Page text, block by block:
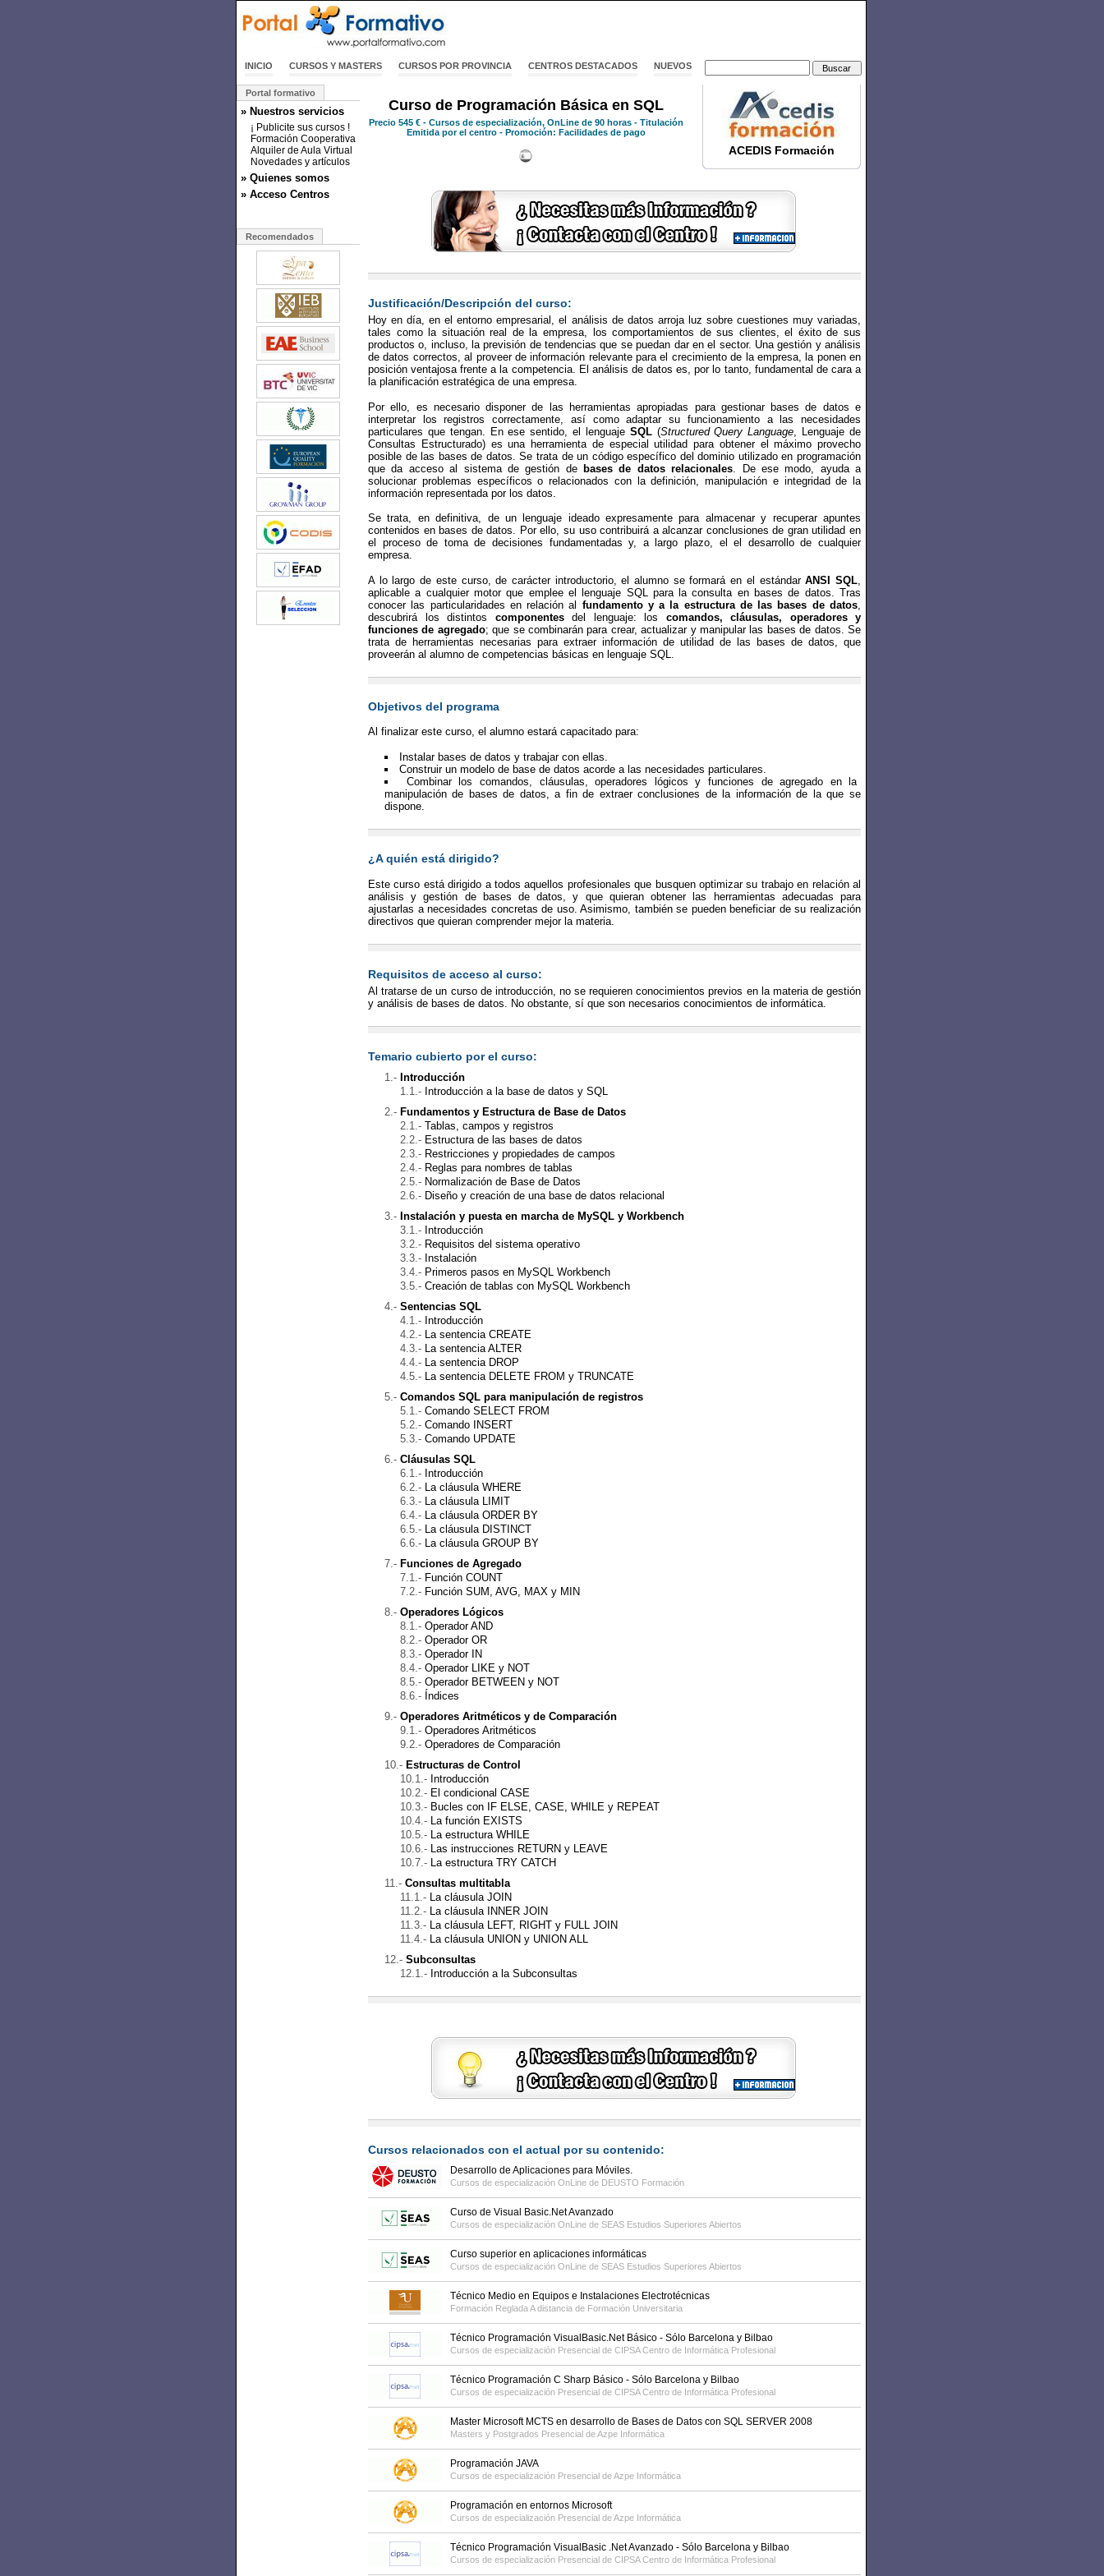
INICIO CURSOS Y MASTERS CURSOS POR PROVINCIA CENTROS DESTACADOS NUEVOS
Portal formativo
» Nuestros servicios
¡ Publicite sus cursos !
Formación Cooperativa
Alquiler de Aula Virtual
Novedades y artículos
» Quienes somos
» Acceso Centros
Recomendados
Curso de Programación Básica en SQL
Precio 545 € - Cursos de especialización, OnLine de 90 horas - Titulación
Emitida por el centro - Promoción: Facilidades de pago
ACEDIS Formación
Justificación/Descripción del curso:
Hoy en día, en el entorno empresarial, el análisis de datos arroja luz sobre cuestiones muy variadas,
tales como la situación real de la empresa, los comportamientos de sus clientes, el éxito de sus
productos o, incluso, la previsión de tendencias que se puedan dar en el sector. Una gestión y análisis
de datos correctos, al proveer de información relevante para el crecimiento de la empresa, la ponen en
posición ventajosa frente a la competencia. El análisis de datos es, por lo tanto, fundamental de cara a
la planificación estratégica de una empresa.
Por ello, es necesario disponer de las herramientas apropiadas para gestionar bases de datos e
interpretar los registros correctamente, así como adaptar su funcionamiento a las necesidades
particulares que tengan. En ese sentido, el lenguaje SQL(Structured Query Language , Lenguaje de
Consultas Estructurado) es una herramienta de especial utilidad para obtener el máximo provecho
posible de las bases de datos. Se trata de un código específico del dominio utilizado en programación
que da acceso al sistema de gestión de bases de datos relacionales . De ese modo, ayuda a
solucionar problemas específicos o relacionados con la definición, manipulación e integridad de la
información representada por los datos.
Se trata, en definitiva, de un lenguaje ideado expresamente para almacenar y recuperar apuntes
contenidos en bases de datos. Por ello, su uso contribuirá a alcanzar conclusiones de gran utilidad en
el proceso de toma de decisiones fundamentadas y, a largo plazo, el el desarrollo de cualquier
empresa.
A lo largo de este curso, de carácter introductorio, el alumno se formará en el estándarANSI SQL
aplicable a cualquier motor que emplee el lenguaje SQL para la consulta en bases de datos. Tras
conocer las particularidades en relación al fundamento y a la estructura de las bases de datos
descubrirá los distintos componentesdel lenguaje: los comandos, cláusulas, operadores y
funciones de agregado; que se combinarán para crear, actualizar y manipular las bases de datos. Se
trata de herramientas necesarias para extraer información de utilidad de las bases de datos, que
proveerán al alumno de competencias básicas en lenguaje SQL.
Objetivos del programa
Al finalizar este curso, el alumno estará capacitado para:
Instalar bases de datos y trabajar con ellas.
Construir un modelo de base de datos acorde a las necesidades particulares.
Combinar los comandos, cláusulas, operadores lógicos y funciones de agregado en la
manipulación de bases de datos, a fin de extraer conclusiones de la información de la que se
dispone.
¿A quién está dirigido?
Este curso está dirigido a todos aquellos profesionales que busquen optimizar su trabajo en relación al
análisis y gestión de bases de datos, y que quieran obtener las herramientas adecuadas para
ajustarlas a necesidades concretas de uso. Asimismo, también se pueden beneficiar de su realización
directivos que quieran comprender mejor la materia.
Requisitos de acceso al curso:
Al tratarse de un curso de introducción, no se requieren conocimientos previos en la materia de gestión
y análisis de bases de datos. No obstante, sí que son necesarios conocimientos de informática.
Temario cubierto por el curso:
Introducción
Introducción a la base de datos y SQL
Fundamentos y Estructura de Base de Datos
Tablas, campos y registros
Estructura de las bases de datos
Restricciones y propiedades de campos
Reglas para nombres de tablas
Normalización de Base de Datos
Diseño y creación de una base de datos relacional
Instalación y puesta en marcha de MySQL y Workbench
Introducción
Requisitos del sistema operativo
Instalación
Primeros pasos en MySQL Workbench
Creación de tablas con MySQL Workbench
Sentencias SQL
Introducción
La sentencia CREATE
La sentencia ALTER
La sentencia DROP
La sentencia DELETE FROM y TRUNCATE
Comandos SQL para manipulación de registros
Comando SELECT FROM
Comando INSERT
Comando UPDATE
Cláusulas SQL
Introducción
La cláusula WHERE
La cláusula LIMIT
La cláusula ORDER BY
La cláusula DISTINCT
La cláusula GROUP BY
Funciones de Agregado
Función COUNT
Función SUM, AVG, MAX y MIN
Operadores Lógicos
Operador AND
Operador OR
Operador IN
Operador LIKE y NOT
Operador BETWEEN y NOT
Índices
Operadores Aritméticos y de Comparación
Operadores Aritméticos
Operadores de Comparación
Estructuras de Control
Introducción
El condicional CASE
Bucles con IF ELSE, CASE, WHILE y REPEAT
La función EXISTS
La estructura WHILE
Las instrucciones RETURN y LEAVE
La estructura TRY CATCH
Consultas multitabla
La cláusula JOIN
La cláusula INNER JOIN
La cláusula LEFT, RIGHT y FULL JOIN
La cláusula UNION y UNION ALL
Subconsultas
Introducción a la Subconsultas
Cursos relacionados con el actual por su contenido:
Desarrollo de Aplicaciones para Móviles.
Cursos de especialización OnLine de DEUSTO Formación
Curso de Visual Basic.Net Avanzado
Cursos de especialización OnLine de SEAS Estudios Superiores Abiertos
Curso superior en aplicaciones informáticas
Cursos de especialización OnLine de SEAS Estudios Superiores Abiertos
Técnico Medio en Equipos e Instalaciones Electrotécnicas
Formación Reglada A distancia de Formación Universitaria
Técnico Programación VisualBasic.Net Básico - Sólo Barcelona y Bilbao
Cursos de especialización Presencial de CIPSA Centro de Informática Profesional
Técnico Programación C Sharp Básico - Sólo Barcelona y Bilbao
Cursos de especialización Presencial de CIPSA Centro de Informática Profesional
Master Microsoft MCTS en desarrollo de Bases de Datos con SQL SERVER 2008
Masters y Postgrados Presencial deAzpe Informática
Programación JAVA
Cursos de especialización Presencial deAzpe Informática
Programación en entornos Microsoft
Cursos de especialización Presencial deAzpe Informática
Técnico Programación VisualBasic .Net Avanzado - Sólo Barcelona y Bilbao
Cursos de especialización Presencial de CIPSA Centro de Informática Profesional